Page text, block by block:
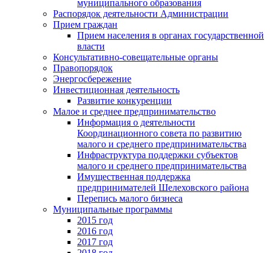
муниципального образования
Распорядок деятельности Администрации
Прием граждан
Прием населения в органах государственной
власти
Консультативно-совещательные органы
Правопорядок
Энергосбережение
Инвестиционная деятельность
Развитие конкуренции
Малое и среднее предпринимательство
Информация о деятельности
Координационного совета по развитию
малого и среднего предпринимательства
Инфраструктура поддержки субъектов
малого и среднего предпринимательства
Имущественная поддержка
предпринимателей Шелеховского района
Перепись малого бизнеса
Муниципальные программы
2015 год
2016 год
2017 год